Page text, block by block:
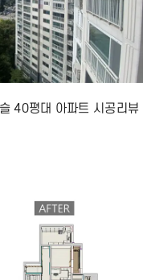
40평대 아파트 시공리뷰